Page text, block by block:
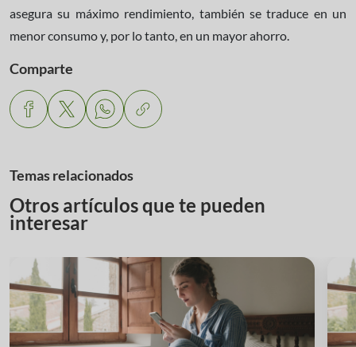
asegura su máximo rendimiento, también se traduce en un
menor consumo y, por lo tanto, en un mayor ahorro.
Comparte
Temas relacionados
Otros artículos que te pueden
interesar